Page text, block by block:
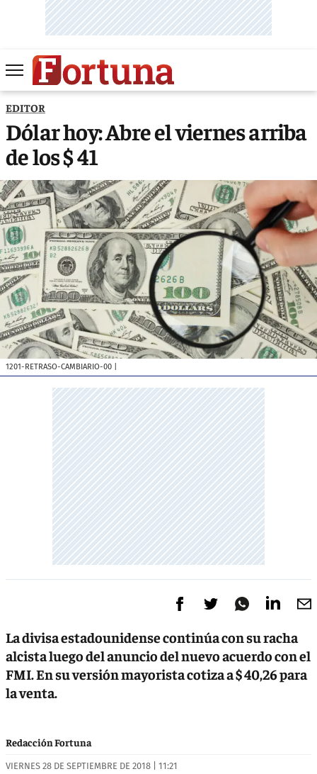
EDITOR
Dólar hoy: Abre el viernes arriba
de los $ 41
1201-RETRASO-CAMBIARIO-00
La divisa estadounidense continúa con su racha
alcista luego del anuncio del nuevo acuerdo con el
FMI. En su versión mayorista cotiza a $ 40,26 para
la venta.
Redacción Fortuna
VIERNES 28 DE SEPTIEMBRE DE 2018 | 11:21